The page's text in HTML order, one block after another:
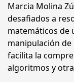
Marcia Molina
desafiados a
matemáticos de
manipulación
facilita la
algoritmos y